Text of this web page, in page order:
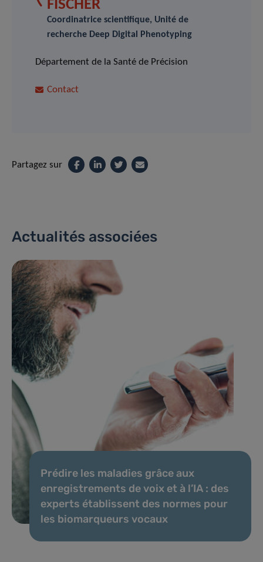
FISCHER
Coordinatrice scientifique, Unité de
recherche Deep Digital Phenotyping
Département de la Santé de Précision
Contact
Partagez sur
Actualités associées
Prédire les maladies grâce aux
enregistrements de voix et à l’IA : des
experts établissent des normes pour
les biomarqueurs vocaux